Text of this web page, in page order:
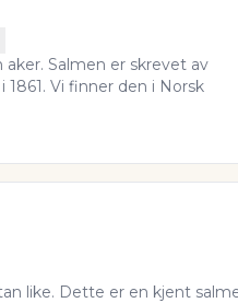
Salmen er skrevet av
Vi finner den i Norsk
like. Dette er en kjent